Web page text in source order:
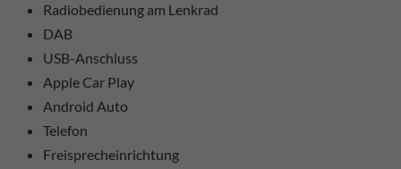
Radiobedienung am Lenkrad
DAB
USB-Anschluss
Apple Car Play
Android Auto
Telefon
Freisprecheinrichtung